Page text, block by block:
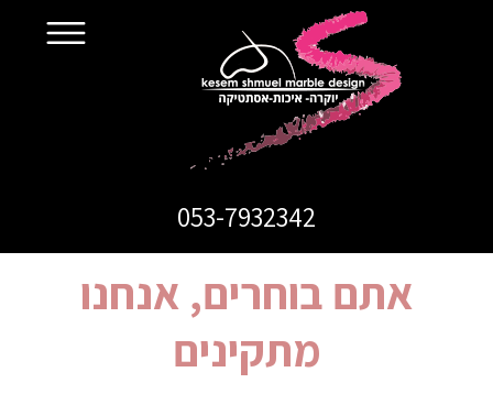
053-7932342
אתם בוחרים, אנחנו
מתקינים